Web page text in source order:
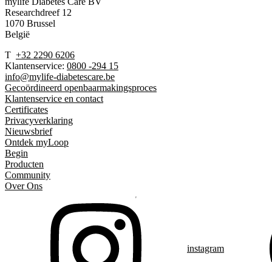
Researchdreef 12
1070 Brussel
België
T +32 2290 6206
Klantenservice: 0800 -294 15
info@mylife-diabetescare.be
Gecoördineerd openbaarmakingsproces
Klantenservice en contact
Certificates
Privacyverklaring
Nieuwsbrief
Ontdek myLoop
Begin
Producten
Community
Over Ons
instagram